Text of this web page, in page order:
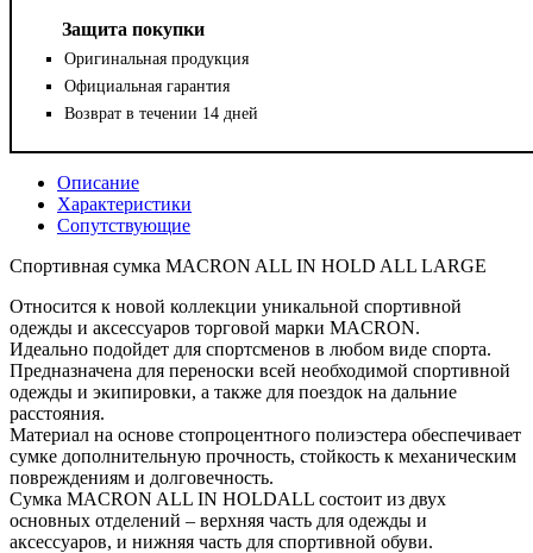
Защита покупки
Оригинальная продукция
Официальная гарантия
Возврат в течении 14 дней
Описание
Характеристики
Сопутствующие
Спортивная сумка MACRON ALL IN HOLD ALL LARGE
Относится к новой коллекции уникальной спортивной
одежды и аксессуаров торговой марки MACRON.
Идеально подойдет для спортсменов в любом виде спорта.
Предназначена для переноски всей необходимой спортивной
одежды и экипировки, а также для поездок на дальние
расстояния.
Материал на основе стопроцентного полиэстера обеспечивает
сумке дополнительную прочность, стойкость к механическим
повреждениям и долговечность.
Сумка MACRON ALL IN HOLDALL состоит из двух
основных отделений – верхняя часть для одежды и
аксессуаров, и нижняя часть для спортивной обуви.